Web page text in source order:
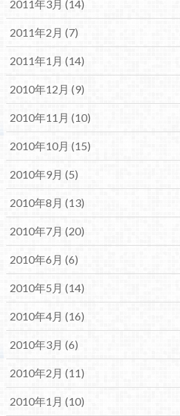
2011年3月 (14)
2011年2月 (7)
2011年1月 (14)
2010年12月 (9)
2010年11月 (10)
2010年10月 (15)
2010年9月 (5)
2010年8月 (13)
2010年7月 (20)
2010年6月 (6)
2010年5月 (14)
2010年4月 (16)
2010年3月 (6)
2010年2月 (11)
2010年1月 (10)